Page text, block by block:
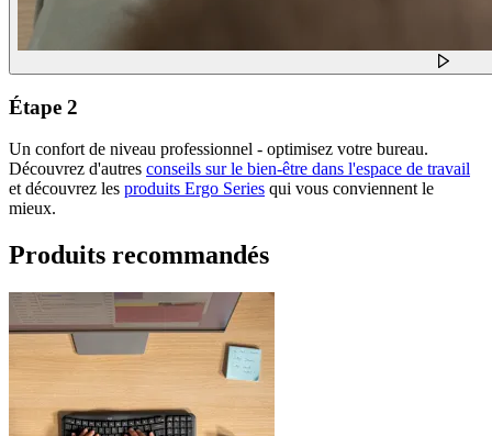
Étape 2
Un confort de niveau professionnel - optimisez votre bureau.
Découvrez d'autres conseils sur le bien-être dans l'espace de travail
et découvrez les produits Ergo Series qui vous conviennent le
mieux.
Produits recommandés